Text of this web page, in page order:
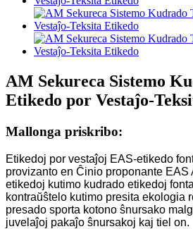
AM Sekureca Sistemo
Etikedo por Vestaĵo-
Mallonga priskribo:
Etikedoj por vestaĵoj EAS-etikedo
provizanto en Ĉinio proponante EAS
etikedoj kutimo kudrado etikedoj
kontraŭŝtelo kutimo presita ekologia
presado sporta kotono ŝnursako
juvelaĵoj pakaĵo ŝnursakoj kaj tiel on.